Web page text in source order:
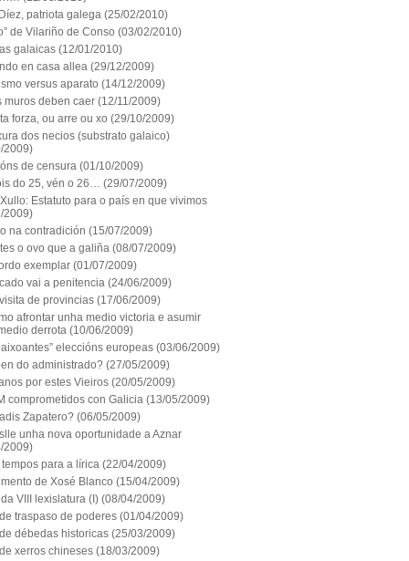
patriota galega (25/02/2010)
de Vilariño de Conso (03/02/2010)
galaicas (12/01/2010)
en casa allea (29/12/2009)
versus aparato (14/12/2009)
muros deben caer (12/11/2009)
forza, ou arre ou xo (29/10/2009)
dos necios (substrato galaico)
2009)
de censura (01/10/2009)
do 25, vén o 26… (29/07/2009)
Estatuto para o país en que vivimos
2009)
na contradición (15/07/2009)
o ovo que a galiña (08/07/2009)
exemplar (01/07/2009)
vai a penitencia (24/06/2009)
de provincias (17/06/2009)
afrontar unha medio victoria e asumir
derrota (10/06/2009)
eleccións europeas (03/06/2009)
do administrado? (27/05/2009)
por estes Vieiros (20/05/2009)
comprometidos con Galicia (13/05/2009)
Zapatero? (06/05/2009)
unha nova oportunidade a Aznar
2009)
para a lírica (22/04/2009)
de Xosé Blanco (15/04/2009)
VIII lexislatura (I) (08/04/2009)
traspaso de poderes (01/04/2009)
débedas historicas (25/03/2009)
xerros chineses (18/03/2009)